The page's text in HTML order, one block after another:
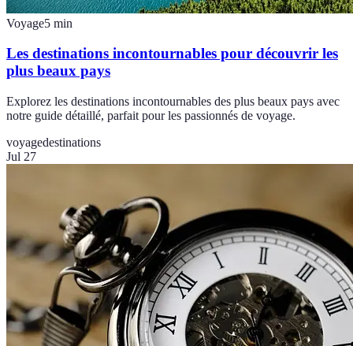
Voyage5 min
Les destinations incontournables pour découvrir les
plus beaux pays
Explorez les destinations incontournables des plus beaux pays avec
notre guide détaillé, parfait pour les passionnés de voyage.
voyagedestinations
Jul 27